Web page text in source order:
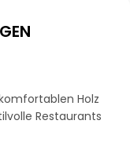
Holz
Restaurants